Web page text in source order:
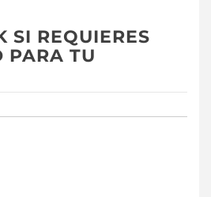
SI REQUIERES
PARA TU